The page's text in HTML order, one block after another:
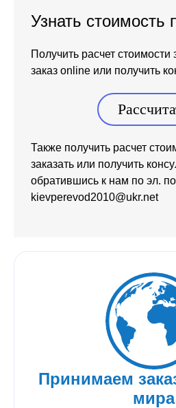
Принимаем
мира
Узнать стоимость
Получить расчет стоимости
заказ online или получить
Также получить расчет
заказать или получить
обратившись к нам по эл.
kievperevod2010@ukr.net